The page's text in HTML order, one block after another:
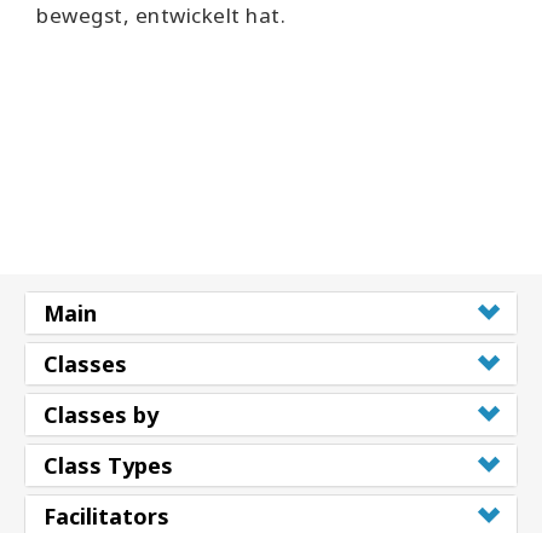
bewegst, entwickelt hat.
Main
Classes
Classes by
Class Types
Facilitators